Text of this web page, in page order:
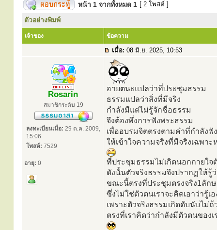
หน้า 1 จากทั้งหมด 1 [ 2 โพสต์ ]
ตัวอย่างพิมพ์
เจ้าของ ข้อความ
เมื่อ: 08 มิ.ย. 2025, 10:53
Rosarin
สมาชิกระดับ 19
ลงทะเบียนเมื่อ: 29 ต.ค. 2009,
15:06
โพสต์: 7529
อายุ: 0
อายตนะแปลว่าที่ประชุมธรรม
ธรรมแปลว่าสิ่งที่มีจริง
กำลังมีแต่ไม่รู้จักชื่อธรรม
จึงต้องพึ่งการฟังพระธรรม
เพื่ออบรมจิตตรงตามคำที่กำลังฟัง
ให้เข้าใจความจริงที่มีจริงเฉพาะ
ที่ประชุมธรรมไม่เกิดนอกกายใจตั
ดังนั้นตัวจริงธรรมจึงปรากฏให้รู้
ขณะนี้ตรงที่ประชุมตรงจริง1ลัก
ซึ่งไม่ใช่ตัวตนเราจะคิดเอาว่ารู้เอ
เพราะตัวจริงธรรมเกิดดับนับไม่ถ้
ตรงที่เราคิดว่ากำลังมีตัวตนของเ